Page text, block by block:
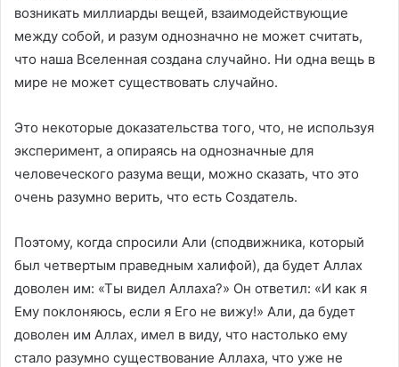
возникать миллиарды вещей, взаимодействующие
между собой, и разум однозначно не может считать,
что наша Вселенная создана случайно. Ни одна вещь в
мире не может существовать случайно.
Это некоторые доказательства того, что, не используя
эксперимент, а опираясь на однозначные для
человеческого разума вещи, можно сказать, что это
очень разумно верить, что есть Создатель.
Поэтому, когда спросили Али (сподвижника, который
был четвертым праведным халифой), да будет Аллах
доволен им: «Ты видел Аллаха?» Он ответил: «И как я
Ему поклоняюсь, если я Его не вижу!» Али, да будет
доволен им Аллах, имел в виду, что настолько ему
стало разумно существование Аллаха, что уже не